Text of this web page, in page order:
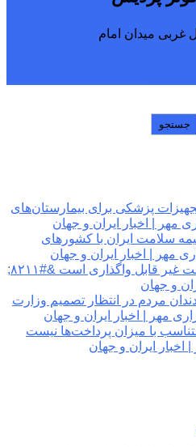
جستجو
ریال تجهیزات پزشکی برای بیمارستان‌های
سلامت ایران با کشورهای
علیزاده: رگولاتوری سلامت غیر قابل واگذاری است &#۸۲۱۱;
و جهان
مردم در انتظار تصمیم وزارت
با میزان پرداخت‌ها نیست